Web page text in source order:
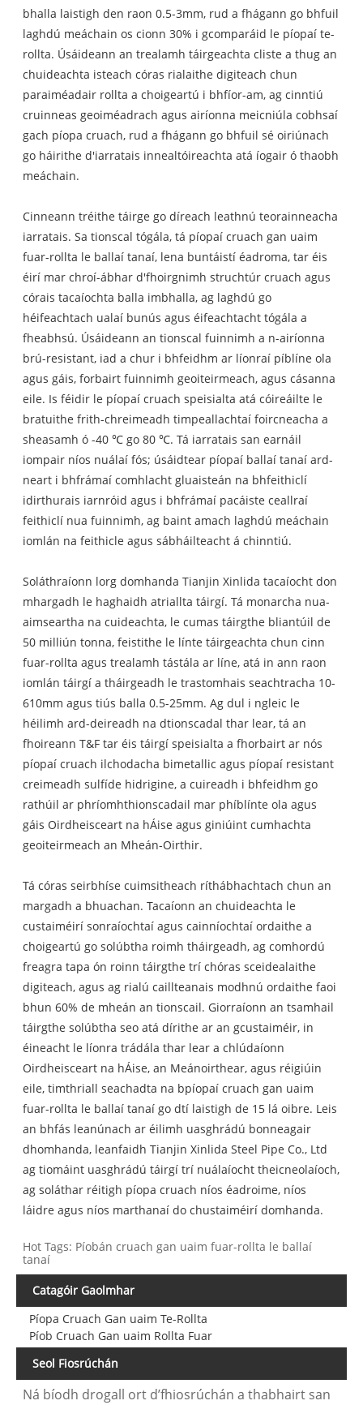
bhalla laistigh den raon 0.5-3mm, rud a fhágann go bhfuil
laghdú meáchain os cionn 30% i gcomparáid le píopaí te-
rollta. Úsáideann an trealamh táirgeachta cliste a thug an
chuideachta isteach córas rialaithe digiteach chun
paraiméadair rollta a choigeartú i bhfíor-am, ag cinntiú
cruinneas geoiméadrach agus airíonna meicniúla cobhsaí
gach píopa cruach, rud a fhágann go bhfuil sé oiriúnach
go háirithe d'iarratais innealtóireachta atá íogair ó thaobh
meáchain.
Cinneann tréithe táirge go díreach leathnú teorainneacha
iarratais. Sa tionscal tógála, tá píopaí cruach gan uaim
fuar-rollta le ballaí tanaí, lena buntáistí éadroma, tar éis
éirí mar chroí-ábhar d'fhoirgnimh struchtúr cruach agus
córais tacaíochta balla imbhalla, ag laghdú go
héifeachtach ualaí bunús agus éifeachtacht tógála a
fheabhsú. Úsáideann an tionscal fuinnimh a n-airíonna
brú-resistant, iad a chur i bhfeidhm ar líonraí píblíne ola
agus gáis, forbairt fuinnimh geoiteirmeach, agus cásanna
eile. Is féidir le píopaí cruach speisialta atá cóireáilte le
bratuithe frith-chreimeadh timpeallachtaí foircneacha a
sheasamh ó -40 ℃ go 80 ℃. Tá iarratais san earnáil
iompair níos nuálaí fós; úsáidtear píopaí ballaí tanaí ard-
neart i bhfrámaí comhlacht gluaisteán na bhfeithiclí
idirthurais iarnróid agus i bhfrámaí pacáiste ceallraí
feithiclí nua fuinnimh, ag baint amach laghdú meáchain
iomlán na feithicle agus sábháilteacht á chinntiú.
Soláthraíonn lorg domhanda Tianjin Xinlida tacaíocht don
mhargadh le haghaidh atriallta táirgí. Tá monarcha nua-
aimseartha na cuideachta, le cumas táirgthe bliantúil de
50 milliún tonna, feistithe le línte táirgeachta chun cinn
fuar-rollta agus trealamh tástála ar líne, atá in ann raon
iomlán táirgí a tháirgeadh le trastomhais seachtracha 10-
610mm agus tiús balla 0.5-25mm. Ag dul i ngleic le
héilimh ard-deireadh na dtionscadal thar lear, tá an
fhoireann T&F tar éis táirgí speisialta a fhorbairt ar nós
píopaí cruach ilchodacha bimetallic agus píopaí resistant
creimeadh sulfíde hidrigine, a cuireadh i bhfeidhm go
rathúil ar phríomhthionscadail mar phíblínte ola agus
gáis Oirdheisceart na hÁise agus giniúint cumhachta
geoiteirmeach an Mheán-Oirthir.
Tá córas seirbhíse cuimsitheach ríthábhachtach chun an
margadh a bhuachan. Tacaíonn an chuideachta le
custaiméirí sonraíochtaí agus cainníochtaí ordaithe a
choigeartú go solúbtha roimh tháirgeadh, ag comhordú
freagra tapa ón roinn táirgthe trí chóras sceidealaithe
digiteach, agus ag rialú caillteanais modhnú ordaithe faoi
bhun 60% de mheán an tionscail. Giorraíonn an tsamhail
táirgthe solúbtha seo atá dírithe ar an gcustaiméir, in
éineacht le líonra trádála thar lear a chlúdaíonn
Oirdheisceart na hÁise, an Meánoirthear, agus réigiúin
eile, timthriall seachadta na bpíopaí cruach gan uaim
fuar-rollta le ballaí tanaí go dtí laistigh de 15 lá oibre. Leis
an bhfás leanúnach ar éilimh uasghrádú bonneagair
dhomhanda, leanfaidh Tianjin Xinlida Steel Pipe Co., Ltd
ag tiomáint uasghrádú táirgí trí nuálaíocht theicneolaíoch,
ag soláthar réitigh píopa cruach níos éadroime, níos
láidre agus níos marthanaí do chustaiméirí domhanda.
Hot Tags: Píobán cruach gan uaim fuar-rollta le ballaí
tanaí
Catagóir Gaolmhar
Píopa Cruach Gan uaim Te-Rollta
Píob Cruach Gan uaim Rollta Fuar
Seol Fiosrúchán
Ná bíodh drogall ort d’fhiosrúchán a thabhairt san